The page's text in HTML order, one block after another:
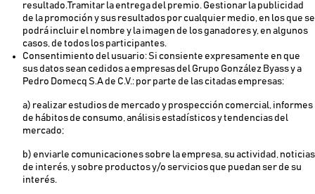
resultado.Tramitar la entrega del premio. Gestionar la publicidad
de la promoción y sus resultados por cualquier medio, en los que se
podrá incluir el nombre y la imagen de los ganadores y, en algunos
casos, de todos los participantes.
Consentimiento del usuario: Si consiente expresamente en que
sus datos sean cedidos a empresas del Grupo González Byass y a
Pedro Domecq S.A de C.V.: por parte de las citadas empresas:
a) realizar estudios de mercado y prospección comercial, informes
de hábitos de consumo, análisis estadísticos y tendencias del
mercado;
b) enviarle comunicaciones sobre la empresa, su actividad, noticias
de interés, y sobre productos y/o servicios que puedan ser de su
interés.